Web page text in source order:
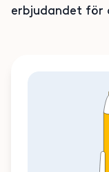
erbjudandet för